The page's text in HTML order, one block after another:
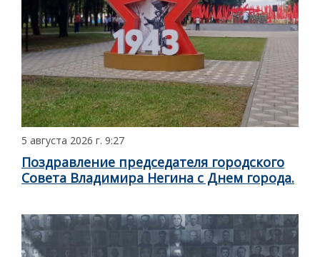
5 августа 2026 г. 9:27
Поздравление председателя городского
Совета Владимира Негина с Днем города.